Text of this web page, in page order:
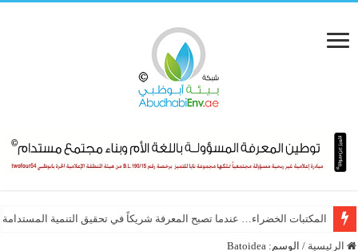
المكتبات الخضراء… عندما تصبح المعرفة شريكاً في تحقيق التنمية المستدامة
الرئيسية / الوسم: Batoidea